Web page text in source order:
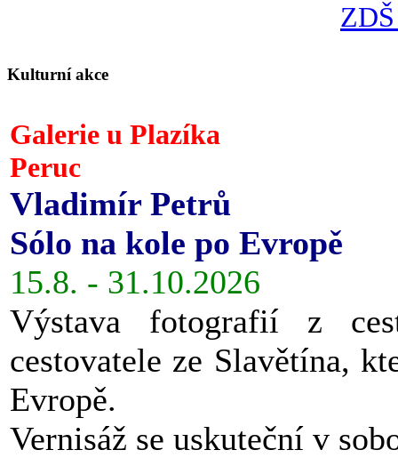
Kulturní akce
Galerie u Plazíka
Peruc
Vladimír Petrů
Sólo na kole po Evropě
15.8. - 31.10.2026
Výstava fotografií z
cestovatele ze Slavětína,
Evropě.
Vernisáž se uskuteční v